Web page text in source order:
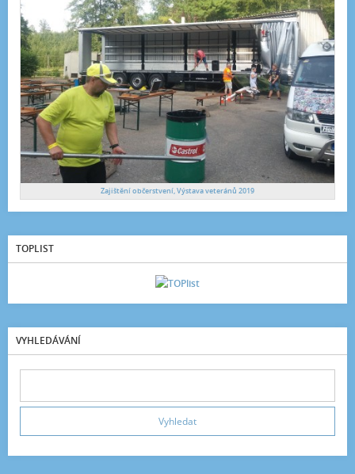
Zajištění občerstvení, Výstava veteránů 2019
TOPLIST
VYHLEDÁVÁNÍ